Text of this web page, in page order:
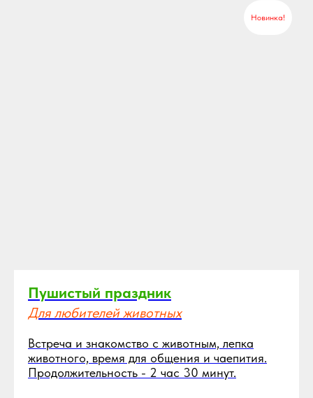
Новинка!
Пушистый праздник
Для любителей животных
Встреча и знакомство с животным, лепка
животного, время для общения и чаепития.
Продолжительность - 2 час 30 минут.